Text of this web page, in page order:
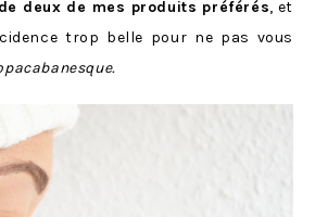
deux de mes produits préférés, et
trop belle pour ne pas vous